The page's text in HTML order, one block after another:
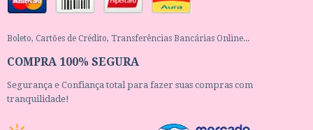
Boleto, Cartões de Crédito, Transferências Bancárias Online...
COMPRA 100% SEGURA
Segurança e Confiança total para fazer suas compras com
tranquilidade!